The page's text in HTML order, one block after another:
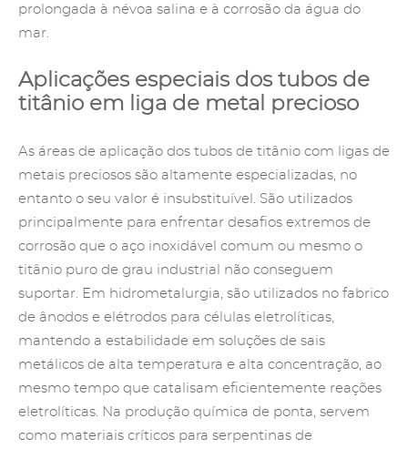
prolongada à névoa salina e à corrosão da água do
mar.
Aplicações especiais dos tubos de
titânio em liga de metal precioso
As áreas de aplicação dos tubos de titânio com ligas de
metais preciosos são altamente especializadas, no
entanto o seu valor é insubstituível. São utilizados
principalmente para enfrentar desafios extremos de
corrosão que o aço inoxidável comum ou mesmo o
titânio puro de grau industrial
não conseguem
suportar. Em hidrometalurgia, são utilizados no fabrico
de ânodos e elétrodos para células eletrolíticas,
mantendo a estabilidade em soluções de sais
metálicos de alta temperatura e alta concentração, ao
mesmo tempo que catalisam eficientemente reações
eletrolíticas. Na produção química de ponta, servem
como materiais críticos para serpentinas de